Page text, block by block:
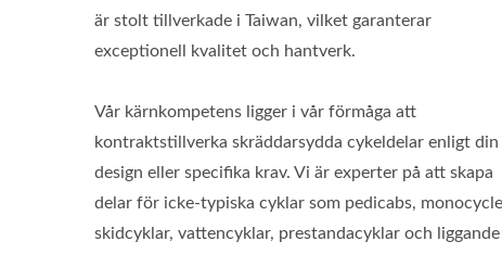
är stolt tillverkade i Taiwan, vilket garanterar
exceptionell kvalitet och hantverk.
Vår kärnkompetens ligger i vår förmåga att
kontraktstillverka skräddarsydda cykeldelar enligt din
design eller specifika krav. Vi är experter på att skapa
delar för icke-typiska cyklar som pedicabs,
skidcyklar, vattencyklar, prestandacyklar och liggande